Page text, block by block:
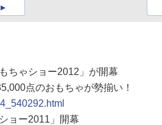
ちゃショー2012」が開幕
点のおもちゃが勢揃い！
ョー2011」開幕